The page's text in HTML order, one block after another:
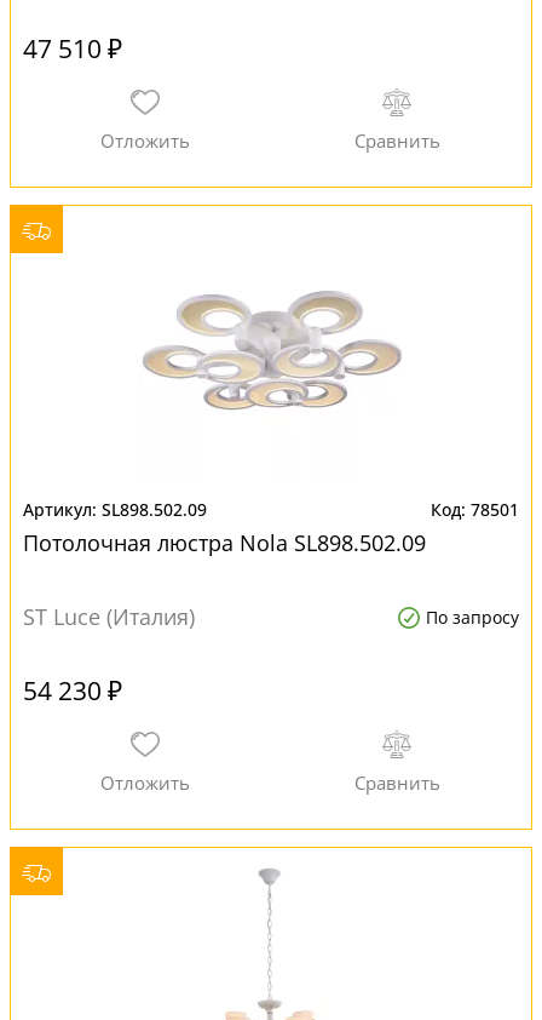
47 510 ₽
SL898.502.09 78501
Потолочная люстра Nola SL898.502.09
ST Luce (Италия) По запросу
54 230 ₽